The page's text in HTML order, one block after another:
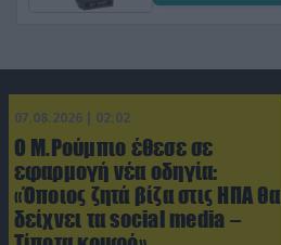
07.08.2026 | 02:02
Ο Μ.Ρούμπιο έθεσε σε
εφαρμογή νέα οδηγία:
«Όποιος ζητά βίζα στις ΗΠΑ θα
δείχνει τα social media –